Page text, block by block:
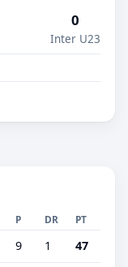
0
Inter U23
P DR PT
9 1 47